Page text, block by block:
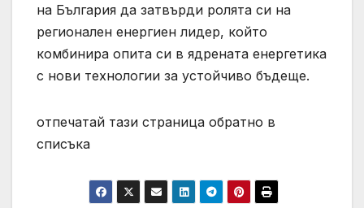
на България да затвърди ролята си на
регионален енергиен лидер, който
комбинира опита си в ядрената енергетика
с нови технологии за устойчиво бъдеще.
отпечатай тази страница обратно в
списъка